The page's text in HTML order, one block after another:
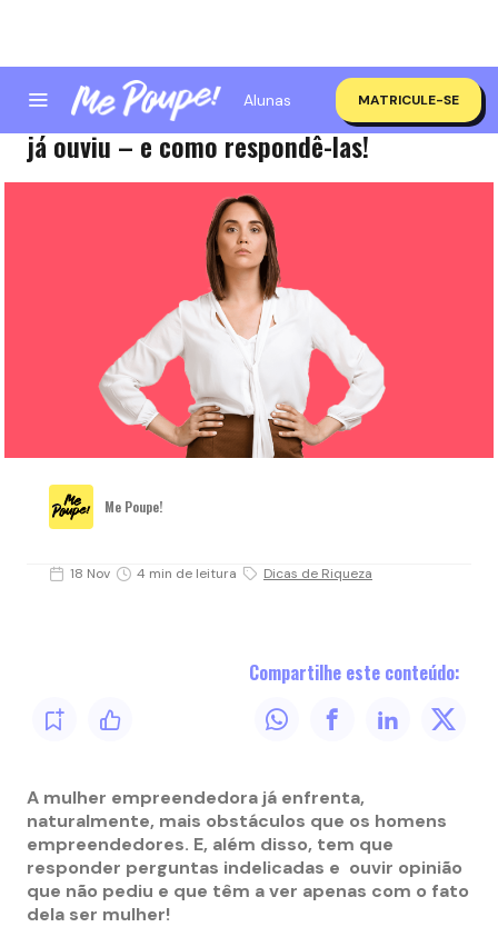
Alunas MATRICULE-SE
6 frases que toda mulher empreendedora
já ouviu – e como respondê-las!
Me Poupe!
18 Nov 4 min de leitura Dicas de Riqueza
Compartilhe este conteúdo:
A mulher empreendedora já enfrenta,
naturalmente, mais obstáculos que os homens
empreendedores. E, além disso, tem que
responder perguntas indelicadas e ouvir opinião
que não pediu e que têm a ver apenas com o fato
dela ser mulher!